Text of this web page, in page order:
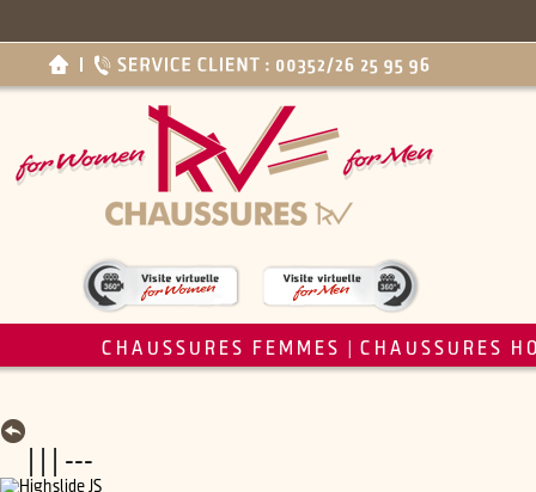
CHAUSSURES FEMMES CHAUSSURES
| | | ---